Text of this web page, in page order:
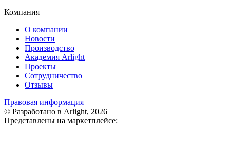
Компания
О компании
Новости
Производство
Академия Arlight
Проекты
Сотрудничество
Отзывы
Правовая информация
© Разработано в Arlight, 2026
Представлены на маркетплейсе: